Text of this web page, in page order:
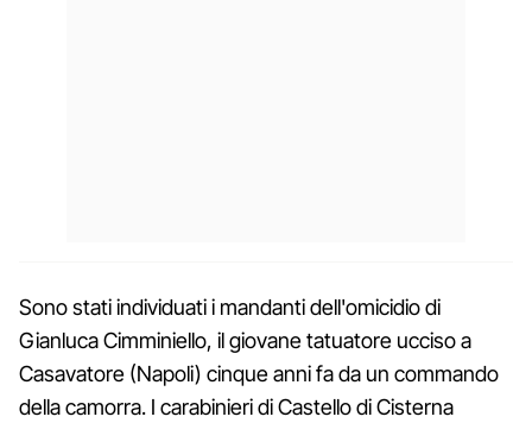
Sono stati individuati i mandanti dell'omicidio di
Gianluca Cimminiello, il giovane tatuatore ucciso a
Casavatore (Napoli) cinque anni fa da un commando
della camorra. I carabinieri di Castello di Cisterna